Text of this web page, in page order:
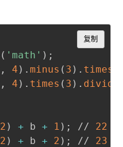
( 'math' ) ;
, 4 ) . minus ( 3 ) . times
, 4 ) . times ( 3 ) . divide
2 ) + b + 1 ) ; // 22
2 ) + b + 2 ) ; // 23
复制
Copy